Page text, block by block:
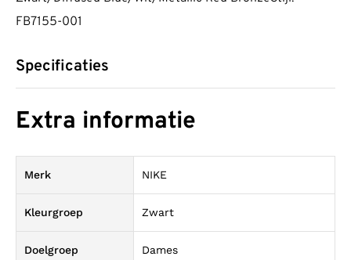
FB7155-001
Specificaties
Extra informatie
Merk NIKE
Kleurgroep Zwart
Doelgroep Dames